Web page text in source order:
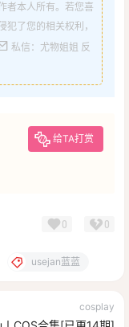
者本人所有。若您喜
犯了您的相关权利，
私信：尤物姐姐 反
给TA打赏
0 0
usejan蓝蓝
cosplay